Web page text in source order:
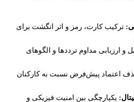
ترکیب کارت، رمز و اثر انگشت برای
و ارزیابی مداوم ترددها و الگوهای
اعتماد پیش‌فرض نسبت به کارکنان
یکپارچگی بین امنیت فیزیکی و